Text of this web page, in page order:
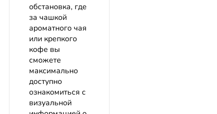
обстановка, где
за чашкой
ароматного чая
или крепкого
кофе вы
сможете
максимально
доступно
ознакомиться с
визуальной